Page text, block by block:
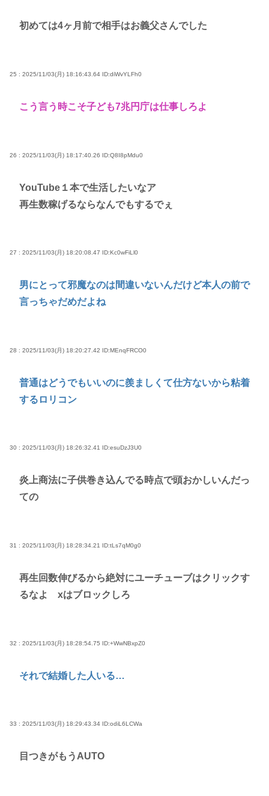
初めては4ヶ月前で相手はお義父さんでした
25 : 2025/11/03(月) 18:16:43.64 ID:diWvYLFh0
こう言う時こそ子ども7兆円庁は仕事しろよ
26 : 2025/11/03(月) 18:17:40.26 ID:Q8I8pMdu0
YouTube１本で生活したいなア
再生数稼げるならなんでもするでぇ
27 : 2025/11/03(月) 18:20:08.47 ID:Kc0wFiLl0
男にとって邪魔なのは間違いないんだけど本人の前で
言っちゃだめだよね
28 : 2025/11/03(月) 18:20:27.42 ID:MEnqFRCO0
普通はどうでもいいのに羨ましくて仕方ないから粘着
するロリコン
30 : 2025/11/03(月) 18:26:32.41 ID:esuDzJ3U0
炎上商法に子供巻き込んでる時点で頭おかしいんだっ
ての
31 : 2025/11/03(月) 18:28:34.21 ID:tLs7qM0g0
再生回数伸びるから絶対にユーチューブはクリックす
るなよ xはブロックしろ
32 : 2025/11/03(月) 18:28:54.75 ID:+WwNBxpZ0
それで結婚した人いる…
33 : 2025/11/03(月) 18:29:43.34 ID:odiL6LCWa
目つきがもうAUTO